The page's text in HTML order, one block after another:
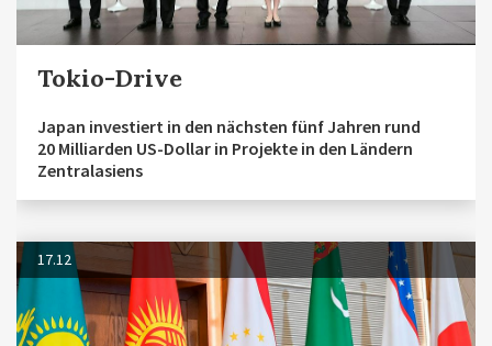
Tokio-Drive
Japan investiert in den nächsten fünf Jahren rund
20 Milliarden US-Dollar in Projekte in den Ländern
Zentralasiens
17.12